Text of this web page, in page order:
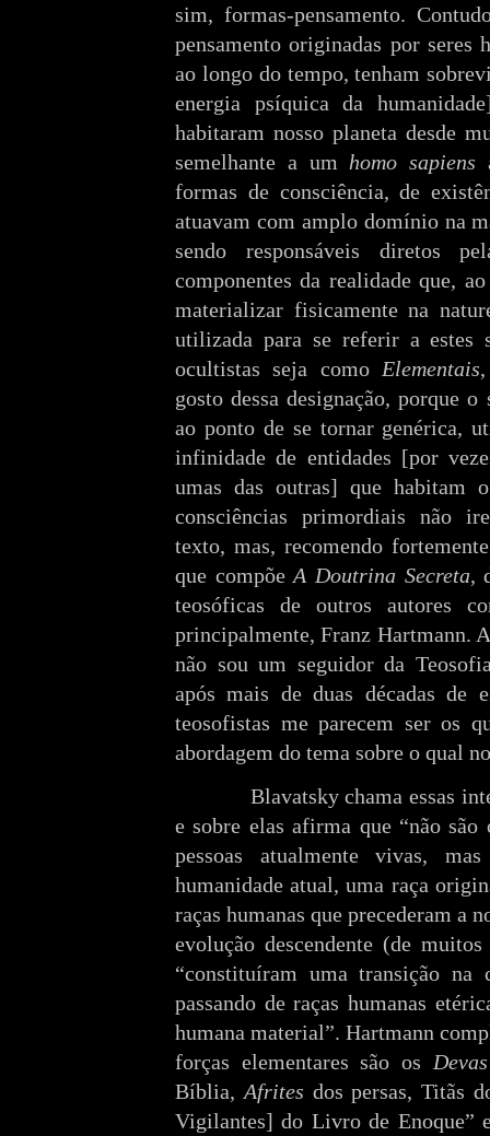
sim, formas-pensamento.
pensamento originadas por seres
ao longo do tempo, tenham
energia psíquica da
habitaram nosso planeta desde
semelhante a um homo sapiens
formas de consciência, de
atuavam com amplo domínio na
sendo responsáveis diretos
componentes da realidade que,
materializar fisicamente na
utilizada para se referir a estes
ocultistas seja como Elementais
gosto dessa designação, porque
ao ponto de se tornar genérica,
infinidade de entidades [por
umas das outras] que habitam
consciências primordiais não
texto, mas, recomendo
que compõeA Doutrina Secreta,
teosóficas de outros autores
principalmente, Franz Hartmann.
não sou um seguidor da
após mais de duas décadas de
teosofistas me parecem ser os
abordagem do tema sobre o qual
Blavatsky chama essas
e sobre elas afirma que “não são
pessoas atualmente vivas,
humanidade atual, uma raça
raças humanas que precederam a
evolução descendente (de
“constituíram uma transição na
passando de raças humanas
humana material”. Hartmann
forças elementares são os Devas
Bíblia, Afrites dos persas, Titãs
Vigilantes] do Livro de Enoque”